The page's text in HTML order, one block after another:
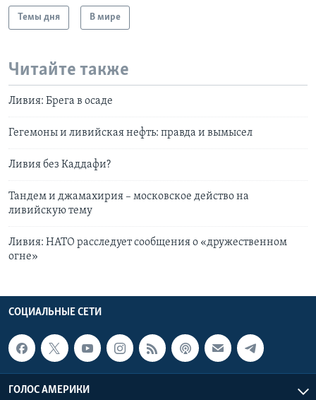
Темы дня В мире
Читайте также
Ливия: Брега в осаде
Гегемоны и ливийская нефть: правда и вымысел
Ливия без Каддафи?
Тандем и джамахирия – московское действо на
ливийскую тему
Ливия: НАТО расследует сообщения о «дружественном
огне»
СОЦИАЛЬНЫЕ СЕТИ
ГОЛОС АМЕРИКИ